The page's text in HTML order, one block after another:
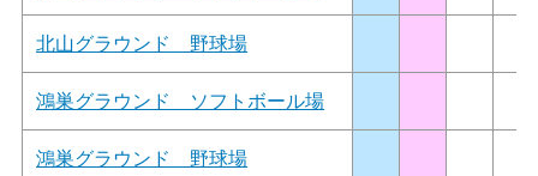
北山グラウンド 野球場
鴻巣グラウンド ソフトボール場
鴻巣グラウンド 野球場